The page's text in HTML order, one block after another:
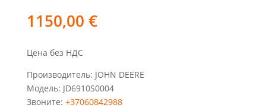
1150,00 €
Цена без НДС
Производитель: JOHN DEERE
Модель: JD6910S0004
Звоните: +37060842988